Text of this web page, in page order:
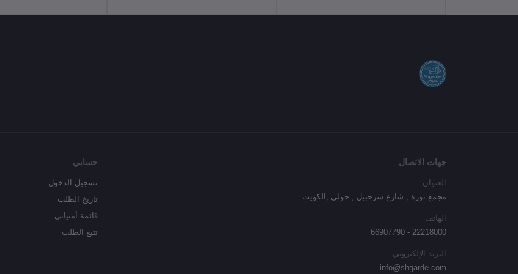
جهات الاتصال
العنوان
مجمع نورة , شارع شرحبيل , حولي ,الكويت
الهاتف
22218000 - 66907790
البريد الإلكتروني
info@shgarde.com
حسابي
تسجيل الدخول
تاريخ الطلب
قائمة أمنياتي
تتبع الطلب